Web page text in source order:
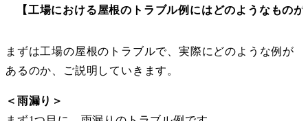
【工場における屋根のトラブル例にはどのようなもの
まずは工場の屋根のトラブルで、実際にどのような例が
あるのか、ご説明していきます。
＜雨漏り＞